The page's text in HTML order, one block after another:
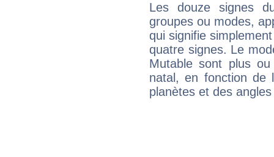
Les douze signes
groupes ou modes,
qui signifie
quatre signes. Le
Mutable sont plus
natal, en fonction de
planètes et des